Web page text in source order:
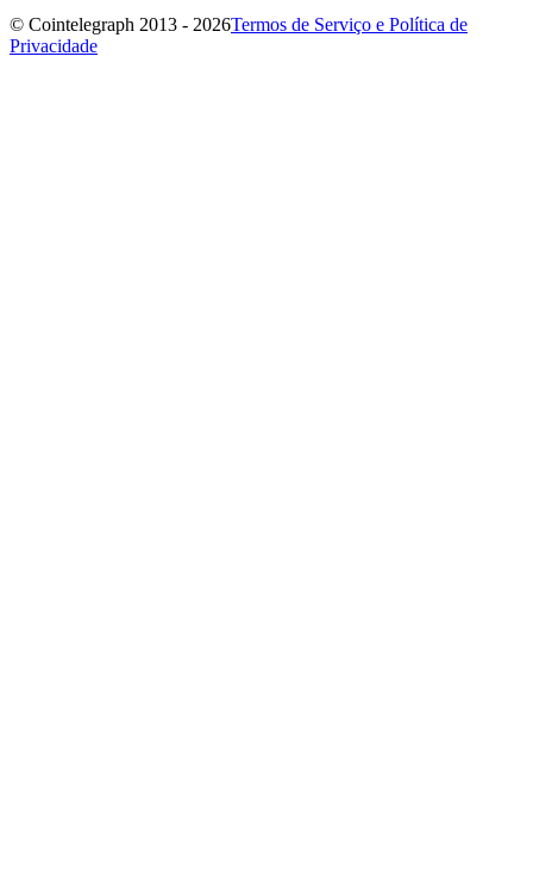
© Cointelegraph 2013 - 2026Termos de Serviço e Política de
Privacidade